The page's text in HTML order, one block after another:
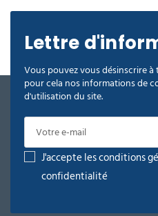
Lettre
Vous pouvez vous désinscrire
pour cela nos informations de
d'utilisation du site.
J'accepte les conditions
confidentialité